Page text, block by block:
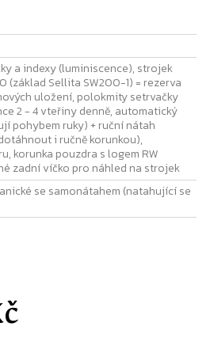
a indexy (luminiscence), strojek
(základ Sellita SW200-1) = rezerva
uložení, polokmity setrvačky
2 - 4 vteřiny denně, automatický
pohybem ruky) + ruční nátah
i ručně korunkou),
korunka pouzdra s logem RW
zadní víčko pro náhled na strojek
se samonátahem (natahující se